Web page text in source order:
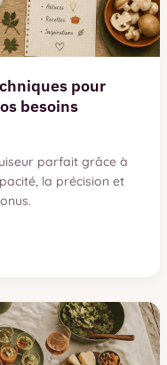
pour
besoins
parfait grâce à
la précision et